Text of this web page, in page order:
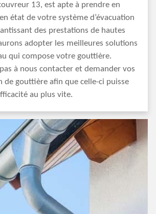
13, est apte à prendre en
état de votre système d’évacuation
des prestations de hautes
adopter les meilleures solutions
qui compose votre gouttière.
à nous contacter et demander vos
de gouttière afin que celle-ci puisse
au plus vite.